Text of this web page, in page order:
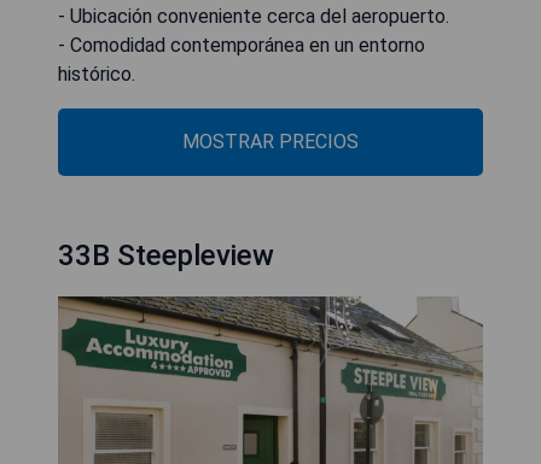
- Ubicación conveniente cerca del aeropuerto.
- Comodidad contemporánea en un entorno
histórico.
MOSTRAR PRECIOS
33B Steepleview